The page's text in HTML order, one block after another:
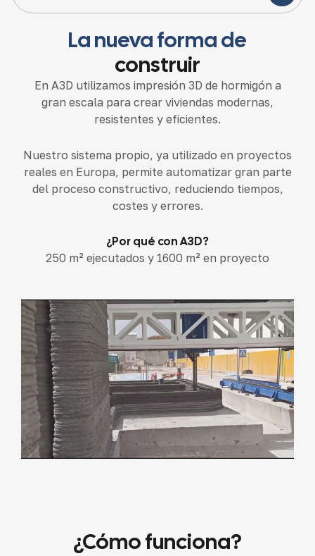
La nueva forma de
construir
En A3D utilizamos impresión 3D de hormigón a
gran escala para crear viviendas modernas,
resistentes y eficientes.
Nuestro sistema propio, ya utilizado en proyectos
reales en Europa, permite automatizar gran parte
del proceso constructivo, reduciendo tiempos,
costes y errores.
¿Por qué con A3D?
250 m² ejecutados y 1600 m² en proyecto
¿Cómo funciona?